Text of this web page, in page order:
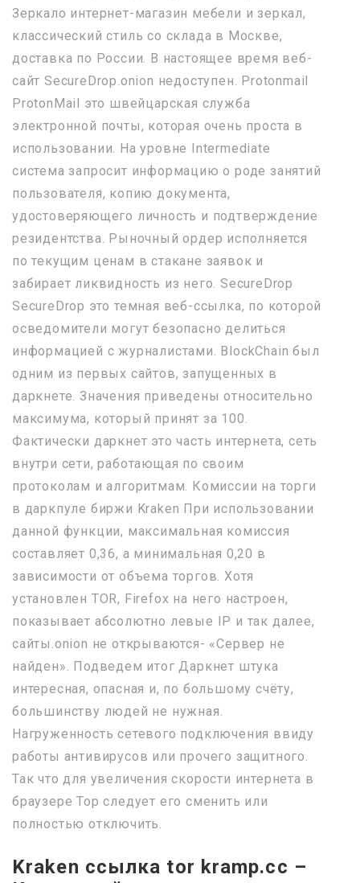
Зеркало интернет-магазин мебели и зеркал,
классический стиль со склада в Москве,
доставка по России. В настоящее время веб-
сайт SecureDrop.onion недоступен. Protonmail
ProtonMail это швейцарская служба
электронной почты, которая очень проста в
использовании. На уровне Intermediate
система запросит информацию о роде занятий
пользователя, копию документа,
удостоверяющего личность и подтверждение
резидентства. Рыночный ордер исполняется
по текущим ценам в стакане заявок и
забирает ликвидность из него. SecureDrop
SecureDrop это темная веб-ссылка, по которой
осведомители могут безопасно делиться
информацией с журналистами. BlockChain был
одним из первых сайтов, запущенных в
даркнете. Значения приведены относительно
максимума, который принят за 100.
Фактически даркнет это часть интернета, сеть
внутри сети, работающая по своим
протоколам и алгоритмам. Комиссии на торги
в даркпуле биржи Kraken При использовании
данной функции, максимальная комиссия
составляет 0,36, а минимальная 0,20 в
зависимости от объема торгов. Хотя
установлен TOR, Firefox на него настроен,
показывает абсолютно левые IP и так далее,
сайты.onion не открываются- «Сервер не
найден». Подведем итог Даркнет штука
интересная, опасная и, по большому счёту,
большинству людей не нужная.
Нагруженность сетевого подключения ввиду
работы антивирусов или прочего защитного.
Так что для увеличения скорости интернета в
браузере Тор следует его сменить или
полностью отключить.
Kraken ссылка tor kramp.cc –